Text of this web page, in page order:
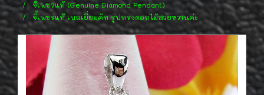
จี้เพชรแท้ (Genuine Diamond Pendant)
จี้เพชรแท้ เบลเยี่ยมคัท รูปทรงดอกไม้สวยหวานค่ะ